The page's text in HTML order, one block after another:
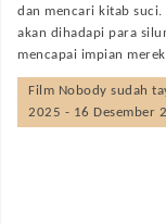
dan mencari kitab suci.
akan dihadapi para
mencapai impian
Film Nobody sudah
2025 - 16 Desember